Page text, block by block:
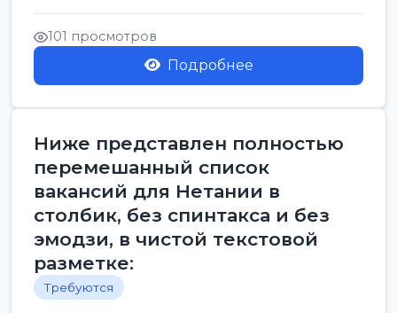
лавки<br />
Разнорабочий на сборку м...
101 просмотров
Подробнее
Ниже представлен полностью
перемешанный список
вакансий для Нетании в
столбик, без спинтакса и без
эмодзи, в чистой текстовой
разметке:
Требуются